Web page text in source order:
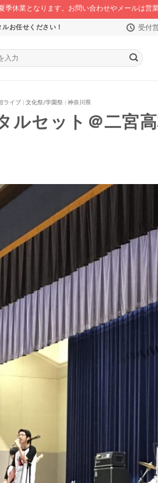
季休業となります。お問い合わせやメールは営
お任せください！ 受付
ライブ | 文化祭/学園祭 | 神奈川県
ルセット＠二宮